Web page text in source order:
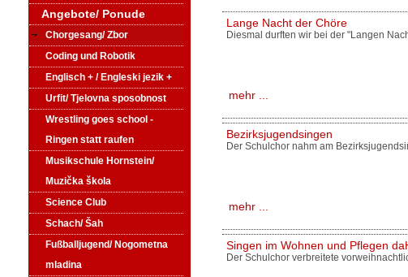
Angebote/ Ponude
Chorgesang/ Zbor
Coding und Robotik
Englisch + / Engleski jezik +
Urfit/ Tjelovna sposobnost
Wrestling goes school -
Ringen statt raufen
Musikschule Hornstein/
Muzička škola
Science Club
Schach/ Šah
Fußballjugend/ Nogometna
mladina
Lange Nacht der Chöre
Diesmal durften wir bei der "Langen
mehr ...
Bezirksjugendsingen
Der Schulchor nahm am
mehr ...
Singen im Wohnen und Pflegen
Der Schulchor verbreitete